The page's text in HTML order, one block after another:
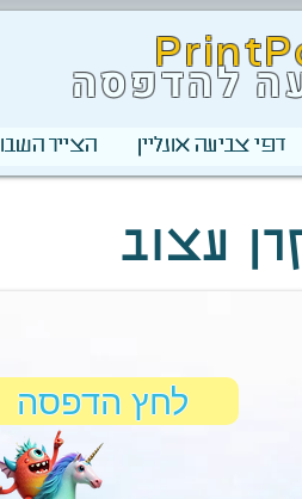
להדפסה
דפי צביעה אונליין הצייר
עצוב
לחץ הדפסה